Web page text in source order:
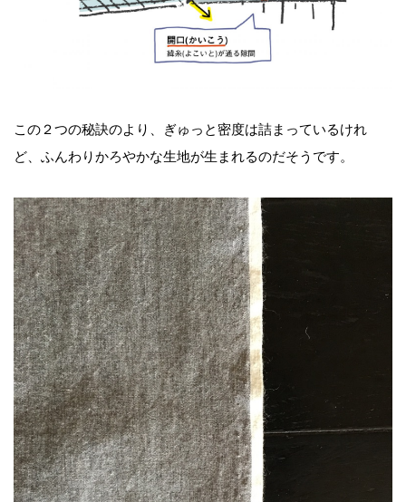
この２つの秘訣のより、ぎゅっと密度は詰まっているけれ
ど、ふんわりかろやかな生地が生まれるのだそうです。